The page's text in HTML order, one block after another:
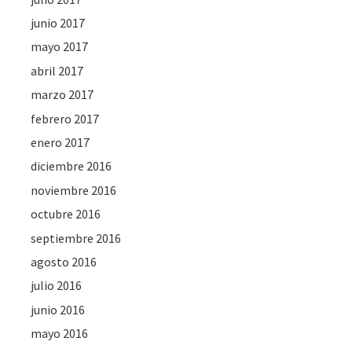
junio 2017
mayo 2017
abril 2017
marzo 2017
febrero 2017
enero 2017
diciembre 2016
noviembre 2016
octubre 2016
septiembre 2016
agosto 2016
julio 2016
junio 2016
mayo 2016